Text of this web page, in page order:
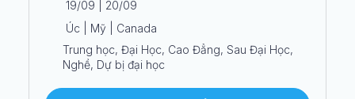
19/09 | 20/09
Úc | Mỹ | Canada
Trung học, Đại Học, Cao Đẳng, Sau Đại Học,
Nghề, Dự bị đại học